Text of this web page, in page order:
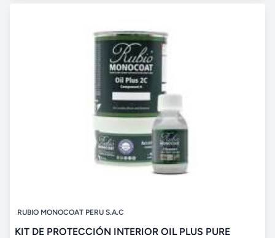
RUBIO MONOCOAT PERU S.A.C
KIT DE PROTECCIÓN INTERIOR OIL PLUS PURE